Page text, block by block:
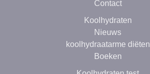
Contact
Koolhydraten
Nieuws
koolhydraatarme diëten
Boeken